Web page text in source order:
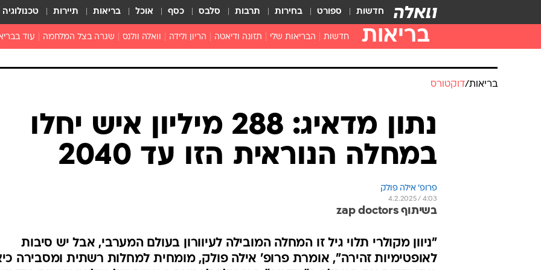
חדשות ספורט בחירות תרבות סלבס כסף אוכל בריאות תיירות טכנולוגיה
בריאות חדשות הבריאות שלי
בית מרקחת מוצרים חדשים
ויטמינים
תרופות
בריאות האישה
תזונה ודיאטה הריון ולידה וואלה וולנס שגרה בצל המלחמה עוד
טוב לדעת
רפואה
בריאות/דוקטורס
נתון מדאיג: 288 מיליון איש יחלו
במחלה הנוראית הזו עד 2040
פרופ' אילה פולק
4.2.2025 / 4:03
בשיתוף zap doctors
"ניוון מקולרי תלוי גיל זו המחלה המובילה לעיוורון בעולם המערבי, אבל יש סיבות
לאופטימיות זהירה", אומרת פרופ' אילה פולק, מומחית למחלות רשתית ומסבירה